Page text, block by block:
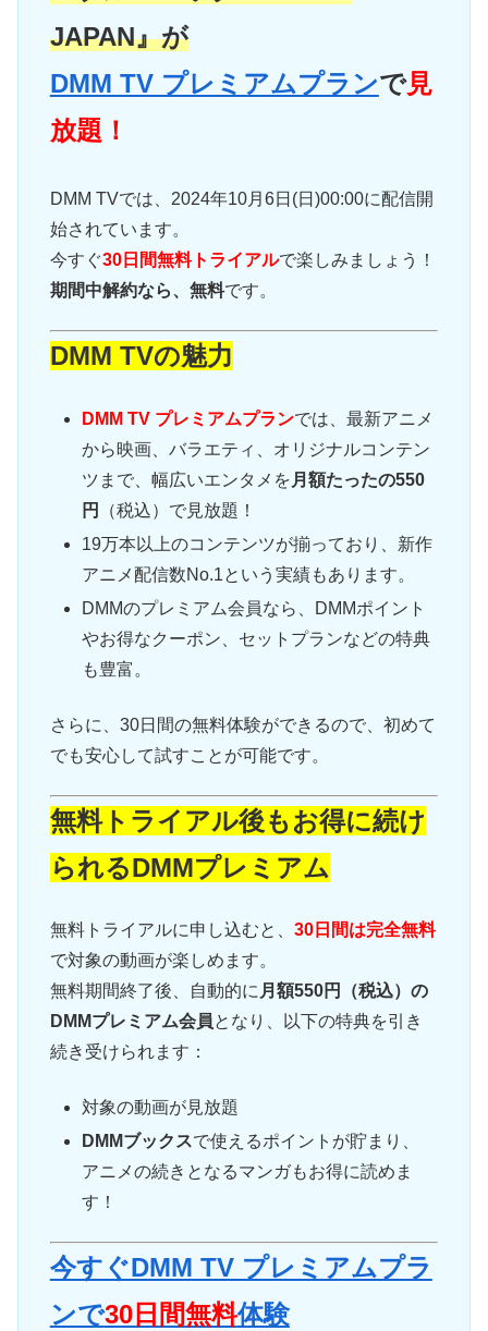
JAPAN』が
DMM TV プレミアムプランで見
放題！
DMM TVでは、2024年10月6日(日)00:00に配信開
始されています。
今すぐ30日間無料トライアルで楽しみましょう！
期間中解約なら、無料です。
DMM TVの魅力
DMM TV プレミアムプランでは、最新アニメ
から映画、バラエティ、オリジナルコンテン
ツまで、幅広いエンタメを 月額たったの550
円
（税込）で見放題！
19万本以上のコンテンツが揃っており、新作
アニメ配信数No.1という実績もあります。
DMMのプレミアム会員なら、DMMポイント
やお得なクーポン、セットプランなどの特典
も豊富。
さらに、30日間の無料体験ができるので、初めて
でも安心して試すことが可能です。
無料トライアル後もお得に続け
られるDMMプレミアム
無料トライアルに申し込むと、 30日間は完全無料
で対象の動画が楽しめます。
無料期間終了後、自動的に 月額550円（税込）の
DMMプレミアム会員となり、以下の特典を引き
続き受けられます：
対象の動画が見放題
DMMブックスで使えるポイントが貯まり、
アニメの続きとなるマンガもお得に読めま
す！
今すぐDMM TV プレミアムプラ
ンで30日間無料体験